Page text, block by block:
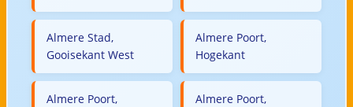
Almere Stad,
Gooisekant West
Almere Poort,
Hogekant
Almere Poort,
Almere Poort,